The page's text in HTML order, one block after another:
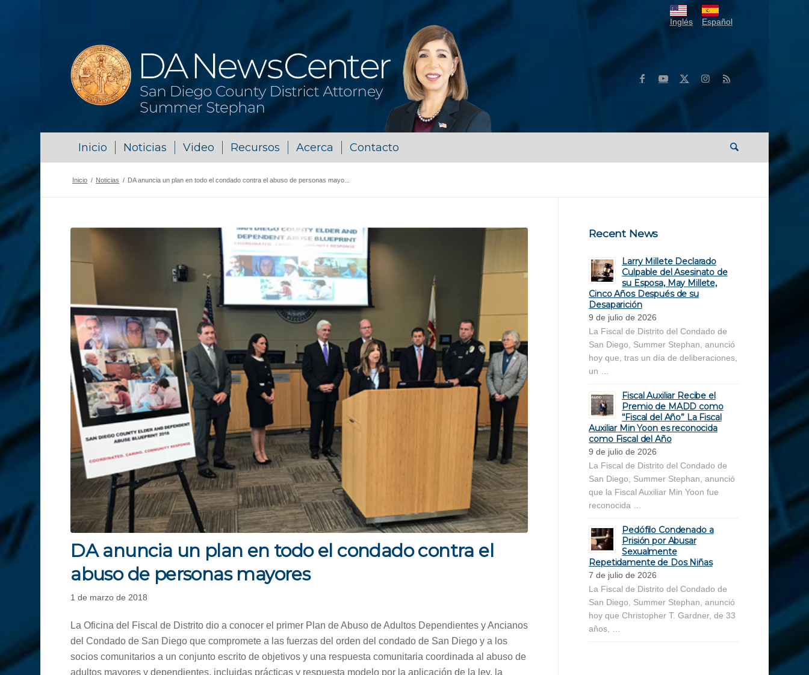
Inglés Español
Inicio Noticias Video Recursos Acerca Contacto
Inicio / Noticias / DA anuncia un plan en todo el condado contra el abuso de personas mayo...
DA anuncia un plan en todo el condado contra el
abuso de personas mayores
1 de marzo de 2018
La Oficina del Fiscal de Distrito dio a conocer el primer Plan de Abuso de Adultos Dependientes y Ancianos
del Condado de San Diego que compromete a las fuerzas del orden del condado de San Diego y a los
socios comunitarios a un conjunto escrito de objetivos y una respuesta comunitaria coordinada al abuso de
adultos mayores y dependientes, incluidas prácticas y respuesta modelo por la aplicación de la ley, la
Recent News
Larry Millete Declarado
Culpable del Asesinato de
su Esposa, May Millete,
Cinco Años Después de su
Desaparición
9 de julio de 2026
La Fiscal de Distrito del Condado de
San Diego, Summer Stephan, anunció
hoy que, tras un día de deliberaciones,
un …
Fiscal Auxiliar Recibe el
Premio de MADD como
“Fiscal del Año” La Fiscal
Auxiliar Min Yoon es reconocida
como Fiscal del Año
9 de julio de 2026
La Fiscal de Distrito del Condado de
San Diego, Summer Stephan, anunció
que la Fiscal Auxiliar Min Yoon fue
reconocida …
Pedófilo Condenado a
Prisión por Abusar
Sexualmente
Repetidamente de Dos Niñas
7 de julio de 2026
La Fiscal de Distrito del Condado de
San Diego, Summer Stephan, anunció
hoy que Christopher T. Gardner, de 33
años, …